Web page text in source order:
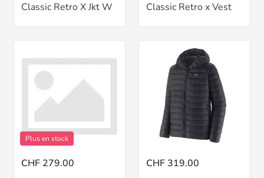
Classic Retro X Jkt W
Classic Retro x Vest
Plus en stock
CHF 279.00
CHF 319.00